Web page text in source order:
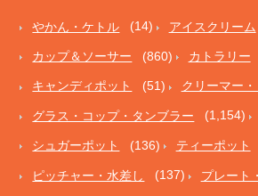
やかん・ケトル (14) アイスクリーム
カップ＆ソーサー (860) カトラリー
キャンディポット (51) クリーマー
グラス・コップ・タンブラー (1,154)
シュガーポット (136) ティーポット
ピッチャー・水差し (137) プレート